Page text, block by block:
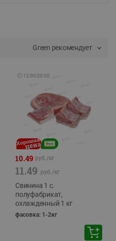
Green рекомендует
🕘 12:00-20:00
10.49 руб./кг
11.49 руб./кг
Свинина 1 с.
полуфабрикат,
охлажденный 1 кг
фасовка: 1-2кг